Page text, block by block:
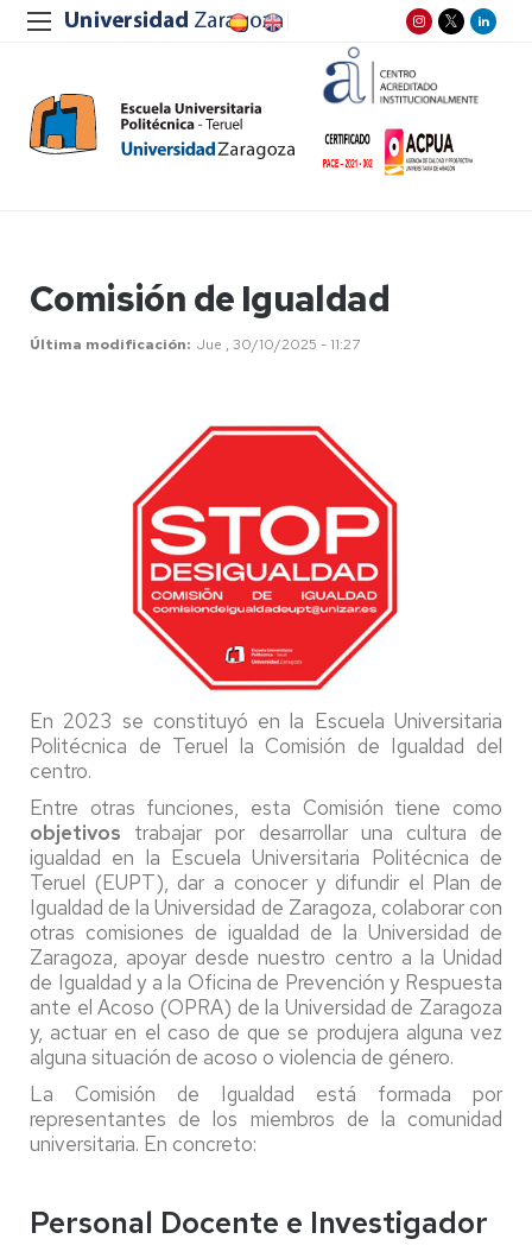
Comisión de Igualdad
Última modificación Jue , 30/10/2025 - 11:27
En 2023 se constituyó en la Escuela Universitaria
Politécnica de Teruel la Comisión de Igualdad del
centro.
Entre otras funciones, esta Comisión tiene como
objetivos trabajar por desarrollar una cultura de
igualdad en la Escuela Universitaria Politécnica de
Teruel (EUPT), dar a conocer y difundir el Plan de
Igualdad de la Universidad de Zaragoza, colaborar con
otras comisiones de igualdad de la Universidad de
Zaragoza, apoyar desde nuestro centro a la Unidad
de Igualdad y a la Oficina de Prevención y Respuesta
ante el Acoso (OPRA) de la Universidad de Zaragoza
y, actuar en el caso de que se produjera alguna vez
alguna situación de acoso o violencia de género.
La Comisión de Igualdad está formada por
representantes de los miembros de la comunidad
universitaria. En concreto:
Personal Docente e Investigador